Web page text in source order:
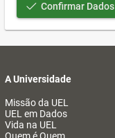
Confirmar Dados
A Universidade
Missão da UEL
UEL em Dados
Vida na UEL